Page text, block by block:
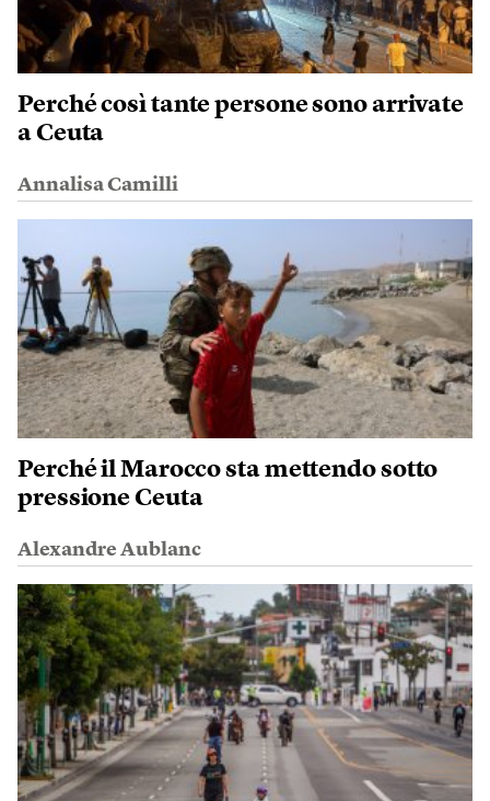
Perché così tante persone sono arrivate
a Ceuta
Annalisa Camilli
Perché il Marocco sta mettendo sotto
pressione Ceuta
Alexandre Aublanc